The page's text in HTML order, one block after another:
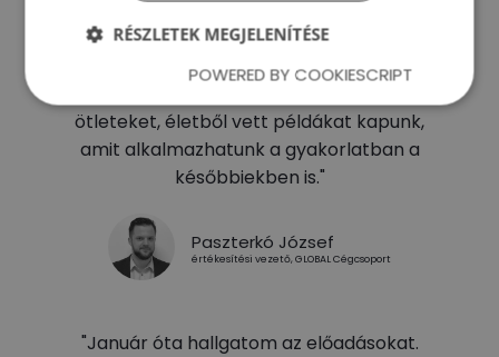
ötleteket, életből vett példákat kapunk,
amit alkalmazhatunk a gyakorlatban a
későbbiekben is."
Paszterkó József
értékesítési vezető, GLOBAL Cégcsoport
"Január óta hallgatom az előadásokat.
RÉSZLETEK MEGJELENÍTÉSE
POWERED BY COOKIESCRIPT